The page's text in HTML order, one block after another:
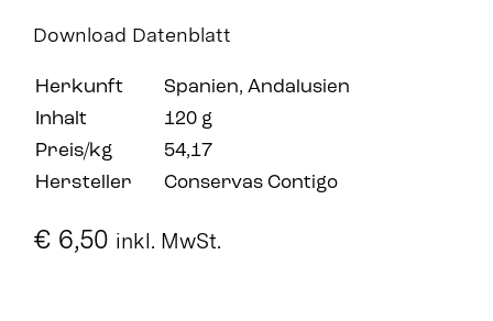
Download Datenblatt
Herkunft
Spanien, Andalusien
Inhalt
120 g
Preis/kg
54,17
Hersteller
Conservas Contigo
€ 6,50 inkl. MwSt.